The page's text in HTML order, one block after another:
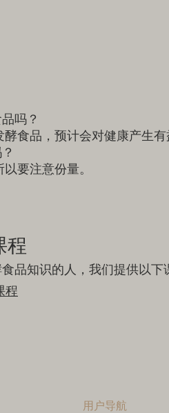
吗？
食品，预计会对健康产生有
要注意份量。
程
品知识的人，我们提供以下
程
用户导航